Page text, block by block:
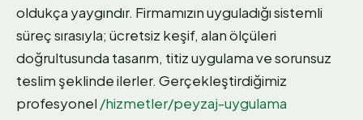
oldukça yaygındır. Firmamızın uyguladığı sistemli
süreç sırasıyla; ücretsiz keşif, alan ölçüleri
doğrultusunda tasarım, titiz uygulama ve sorunsuz
teslim şeklinde ilerler. Gerçekleştirdiğimiz
profesyonel /hizmetler/peyzaj-uygulama